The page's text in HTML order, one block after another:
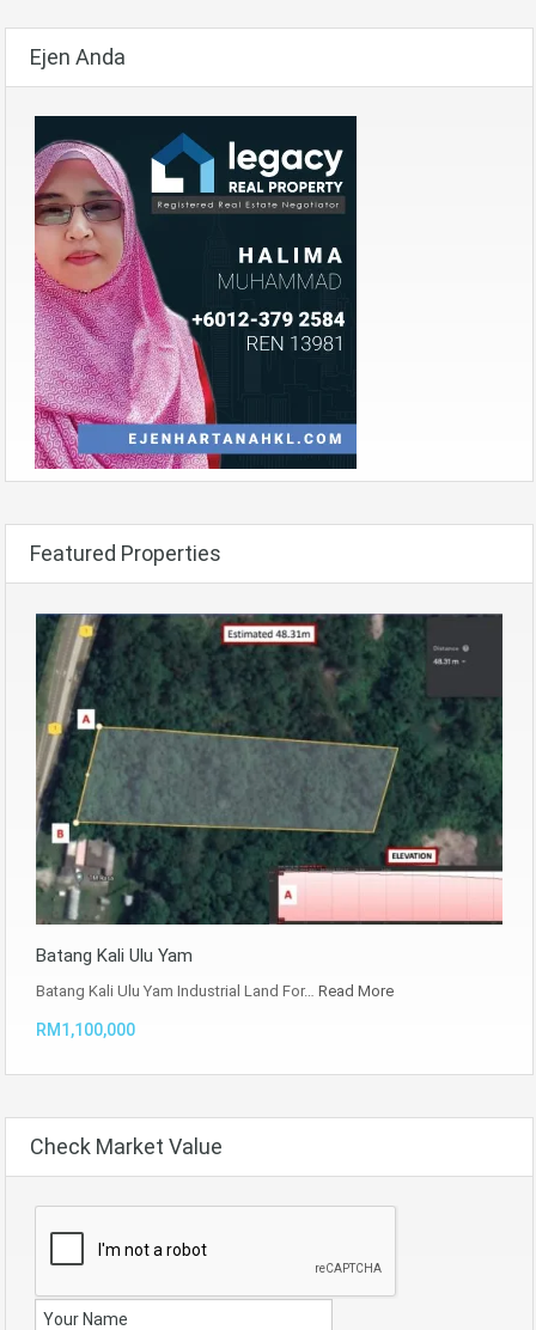
Ejen Anda
Featured Properties
Batang Kali Ulu Yam
Batang Kali Ulu Yam Industrial Land For… Read More
RM1,100,000
Check Market Value